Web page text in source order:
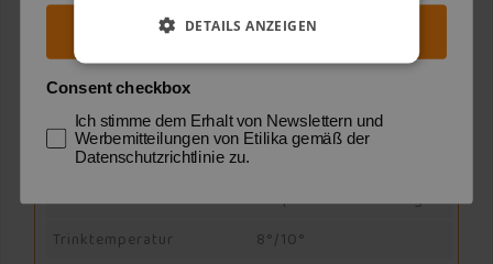
Rebsorten
Pinot Meunier 73%
Chardonnay 16% E Pinot
Pinot Meunier
Pinot Nero
Propri Lieviti In Bottiglia
Trinktemperatur
8°/10°
Jetzt Entdeckungsreise starten
Consent checkbox
Ich stimme dem Erhalt von Newslettern und
Werbemitteilungen von Etilika gemäß der
Datenschutzrichtlinie zu.
DETAILS ANZEIGEN